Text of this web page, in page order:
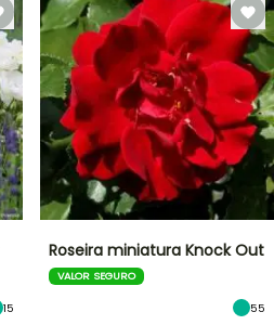
15
Roseira miniatura Knock Out
VALOR SEGURO
55